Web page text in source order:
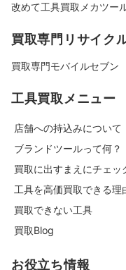
改めて工具買取メカツー
買取専門リサイク
買取専門モバイルセブン
工具買取メニュー
店舗への持込みについて
ブランドツールって何？
買取に出すまえにチェッ
工具を高価買取できる理
買取できない工具
買取Blog
お役立ち情報